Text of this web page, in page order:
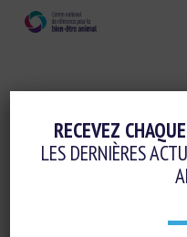
Logement
EFFECTS OF
GROWTH,
RECEVEZ
LES DERNIÈRES